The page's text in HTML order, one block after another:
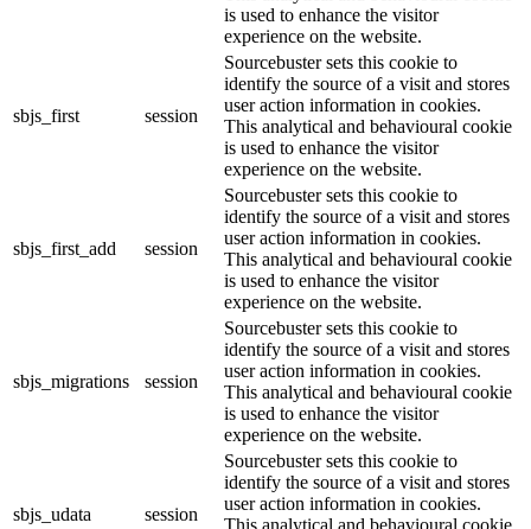
is used to enhance the visitor
experience on the website.
sbjs_first session
Sourcebuster sets this cookie to
identify the source of a visit and stores
user action information in cookies.
This analytical and behavioural cookie
is used to enhance the visitor
experience on the website.
sbjs_first_add session
Sourcebuster sets this cookie to
identify the source of a visit and stores
user action information in cookies.
This analytical and behavioural cookie
is used to enhance the visitor
experience on the website.
sbjs_migrations session
Sourcebuster sets this cookie to
identify the source of a visit and stores
user action information in cookies.
This analytical and behavioural cookie
is used to enhance the visitor
experience on the website.
sbjs_udata session
Sourcebuster sets this cookie to
identify the source of a visit and stores
user action information in cookies.